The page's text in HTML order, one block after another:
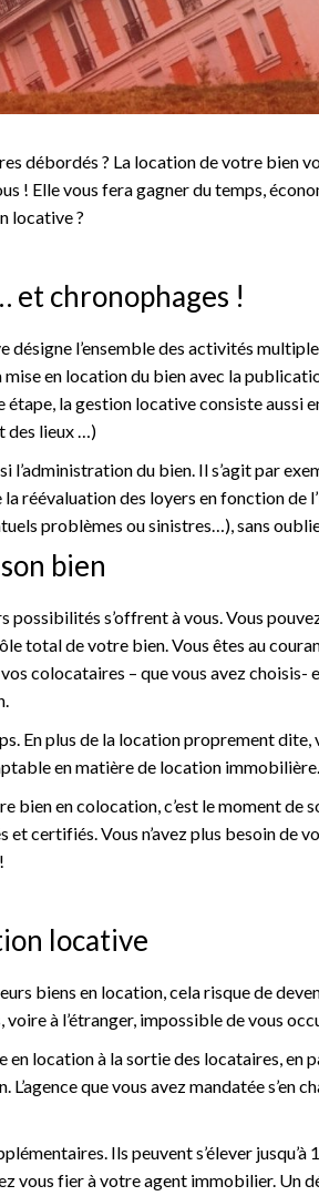
débordés ? La location de votre bien
! Elle vous fera gagner du temps,
locative ?
et chronophages !
l’ensemble des activités
en location du bien avec la
la gestion locative consiste aussi
des lieux …)
l’administration du bien. Il s’agit par
réévaluation des loyers en fonction de
problèmes ou sinistres…), sans
bien
possibilités s’offrent à vous. Vous
total de votre bien. Vous êtes au
colocataires – que vous avez choisis-
En plus de la location proprement
en matière de location immobilière.
bien en colocation, c’est le moment de
certifiés. Vous n’avez plus besoin de
locative
biens en location, cela risque de
à l’étranger, impossible de vous
en location à la sortie des locataires, en
L’agence que vous avez mandatée s’en
Ils peuvent s’élever
vous fier à votre agent immobilier. Un